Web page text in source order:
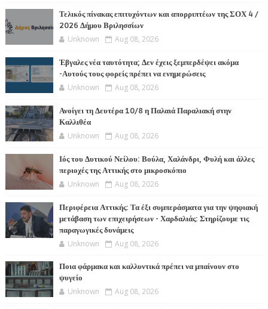
Τελικός πίνακας επιτυχόντων και απορριπτέων της ΣΟΧ 4 /
2026 Δήμου Βριλησσίων
Unknown Aug 08, 2026
Έβγαλες νέα ταυτότητα; Δεν έχεις ξεμπερδέψει ακόμα
-Αυτούς τους φορείς πρέπει να ενημερώσεις
Unknown Aug 08, 2026
Ανοίγει τη Δευτέρα 10/8 η Παλαιά Παραλιακή στην
Καλλιθέα
Unknown Aug 08, 2026
Ιός του Δυτικού Νείλου: Βούλα, Χαλάνδρι, Φυλή και άλλες
περιοχές της Αττικής στο μικροσκόπιο
Unknown Aug 08, 2026
Περιφέρεια Αττικής: Τα έξι συμπεράσματα για την ψηφιακή
μετάβαση των επιχειρήσεων - Χαρδαλιάς: Στηρίζουμε τις
παραγωγικές δυνάμεις
Unknown Aug 08, 2026
Ποια φάρμακα και καλλυντικά πρέπει να μπαίνουν στο
ψυγείο
Unknown Aug 08, 2026